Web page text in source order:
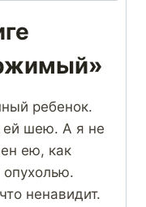
ребенок.
ей шею. А я не
ею, как
ненавидит.